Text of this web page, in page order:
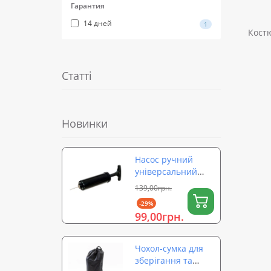
Гарантия
14 дней
1
Статті
Новинки
Насос ручний
універсальний
для м'ячів,
надувних виробів,
фітболів OSPORT
(OF-0324)
139,00грн.
-29%
99,00грн.
Чохол-сумка для
зберігання та